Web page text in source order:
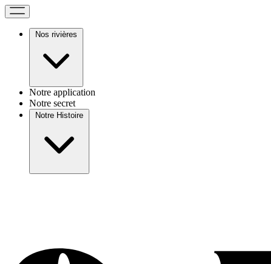
Nos rivières
Notre application
Notre secret
Notre Histoire